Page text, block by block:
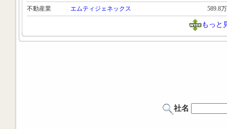
不動産業
エムティジェネックス 589.8万
もっと
社名